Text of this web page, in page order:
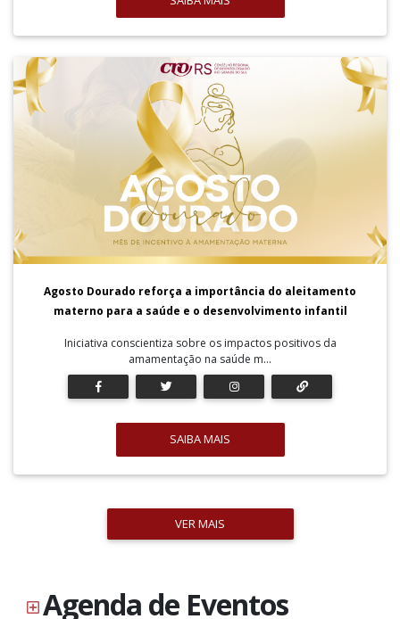
Agosto Dourado reforça a importância do aleitamento
materno para a saúde e o desenvolvimento infantil
Iniciativa conscientiza sobre os impactos positivos da
amamentação na saúde m...
SAIBA MAIS
VER MAIS
Agenda de Eventos